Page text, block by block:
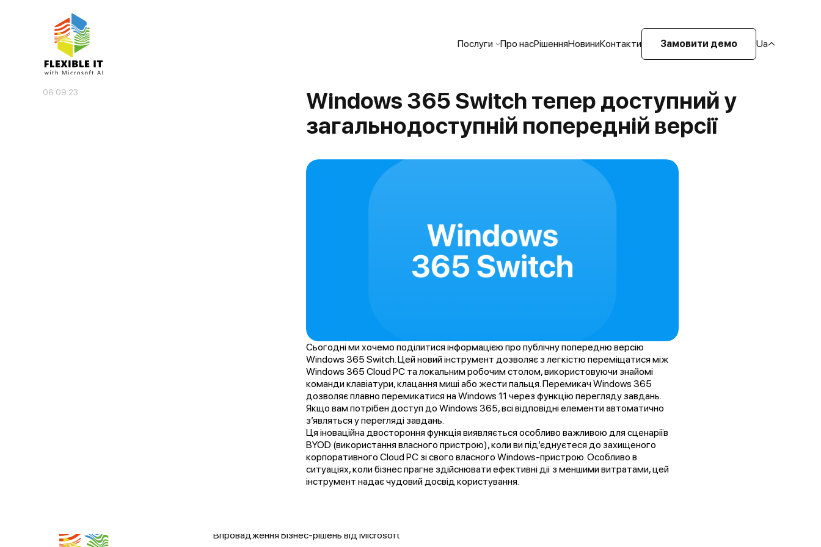
Послуги Про насРішенняНовиниКонтакти Замовити демо Ua
06.09.23
Windows 365 Switch тепер доступний у
загальнодоступній попередній версії
Сьогодні ми хочемо поділитися інформацією про публічну попередню версію
Windows 365 Switch. Цей новий інструмент дозволяє з легкістю переміщатися між
Windows 365 Cloud PC та локальним робочим столом, використовуючи знайомі
команди клавіатури, клацання миші або жести пальця. Перемикач Windows 365
дозволяє плавно перемикатися на Windows 11 через функцію перегляду завдань.
Якщо вам потрібен доступ до Windows 365, всі відповідні елементи автоматично
з’являться у перегляді завдань.
Ця іноваційна двостороння функція виявляється особливо важливою для сценаріїв
BYOD (використання власного пристрою), коли ви під’єднуєтеся до захищеного
корпоративного Cloud PC зі свого власного Windows-пристрою. Особливо в
ситуаціях, коли бізнес прагне здійснювати ефективні дії з меншими витратами, цей
інструмент надає чудовий досвід користування.
Впровадження Бізнес-рішень від Microsoft